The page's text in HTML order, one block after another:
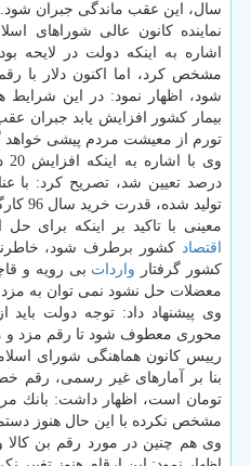
سال، این عقب ماندگی جبران شود.
نماینده كانون عالی شوراهای
شود، اظهار نمود: در این شرایط
بیمار كشور افزایش یابد جبران
تورم از معیشت مردم پیشی
درصد تعیین شد، تصریح كرد: با
تولید شده، قدرت خرید سال 96 كارگران هم زیر سوال رفت.
معینی با تاكید بر اینكه برای
اقتصاد كشور برطرف شود،
كشور گرفتار واردات بی رویه و
معضلات حل نشود نمی توان به
وی پیشنهاد داد: توجه دولت
محوری معطوف شود تا رقم مزد
رییس كانون هماهنگی شورای
تومان است، اظهار داشت: بانك
مشخص نكرده با این حال هنوز
وی هم چنین در مورد رقم بن كالا